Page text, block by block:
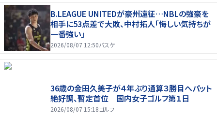
B.LEAGUE UNITEDが豪州遠征…NBLの強豪を
相手に53点差で大敗、中村拓人「悔しい気持ちが
一番強い」
2026/08/07 12:50バスケ
36歳の金田久美子が４年ぶり通算３勝目へパット
絶好調、暫定首位 国内女子ゴルフ第１日
2026/08/07 15:18ゴルフ